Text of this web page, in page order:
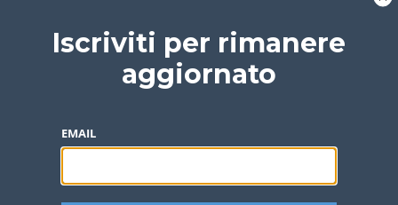
Iscriviti per rimanere
aggiornato
EMAIL